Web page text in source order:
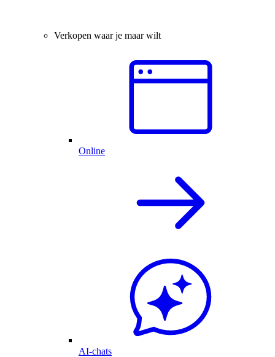
Verkopen waar je maar wilt
Online
AI-chats